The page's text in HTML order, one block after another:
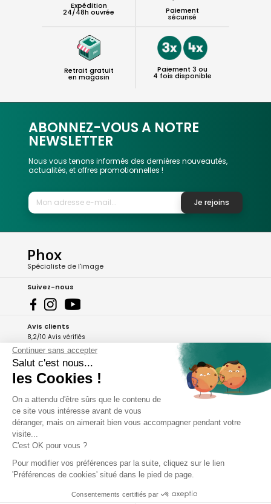
Expédition
24/48h ouvrée Paiement
sécurisé
Retrait gratuit
en magasin
Paiement 3 ou
4 fois disponible
ABONNEZ-VOUS A NOTRE
NEWSLETTER
Nous vous tenons informés des dernières nouveautés,
actualités, et offres promotionnelles !
Je rejoins
Phox
Spécialiste de l'image
Suivez-nous
Avis clients
8,2/10 Avis vérifiés
L'Appli Phox
A propos de Phox
Services et garanties
Continuer sans accepter
Salut c'est nous...
les Cookies !
On a attendu d'être sûrs que le contenu de
ce site vous intéresse avant de vous
déranger, mais on aimerait bien vous accompagner pendant votre
visite...
C'est OK pour vous ?
Pour modifier vos préférences par la suite, cliquez sur le lien
'Préférences de cookies' situé dans le pied de page.
Consentements certifiés par